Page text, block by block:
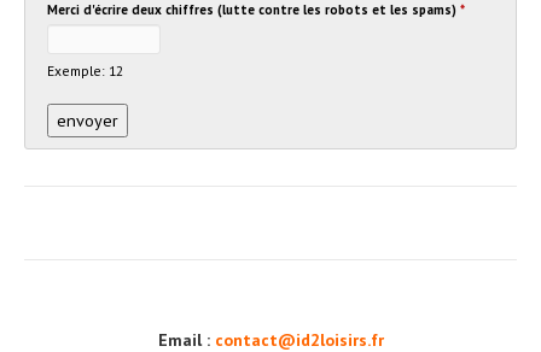
Merci d'écrire deux chiffres (lutte contre les robots et les spams) *
Exemple: 12
Email : contact@id2loisirs.fr